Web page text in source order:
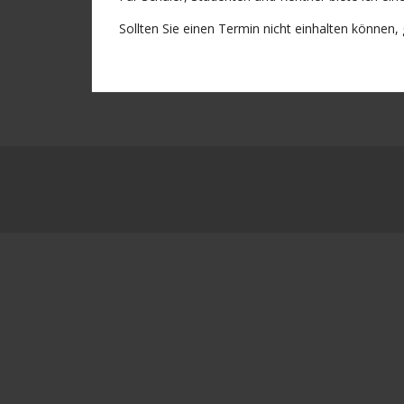
Sollten Sie einen Termin nicht einhalten